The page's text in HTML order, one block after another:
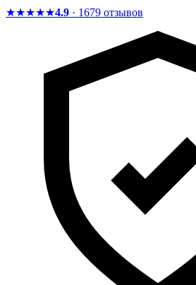
★★★★★4.9 · 1679 отзывов